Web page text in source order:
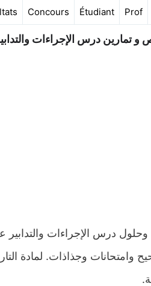
Concours Étudiant Prof
و تمارين درس الإجراءات
وامتحانات وجذاذات. لمادة